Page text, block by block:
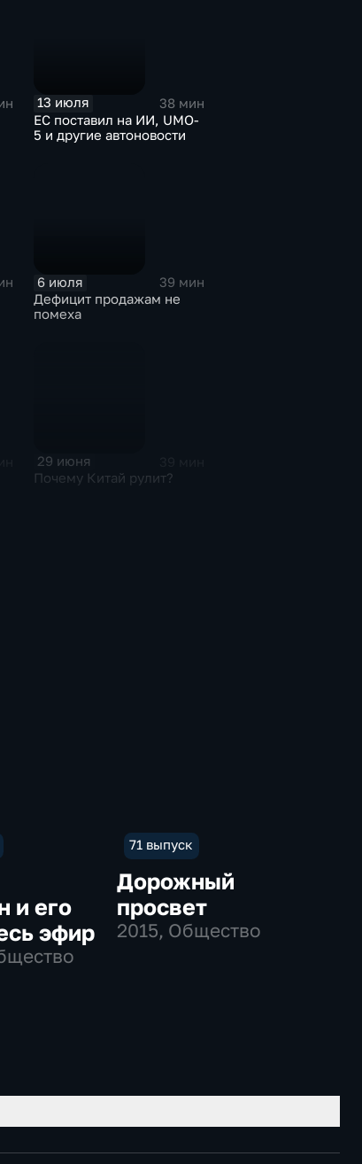
13 июля
38 мин
ЕС поставил на ИИ, UMO-
5 и другие автоновости
6 июля
39 мин
Дефицит продажам не
помеха
29 июня
Почему Китай рулит?
и его
эфир
71 выпуск
Дорожный
просвет
2015, Общество